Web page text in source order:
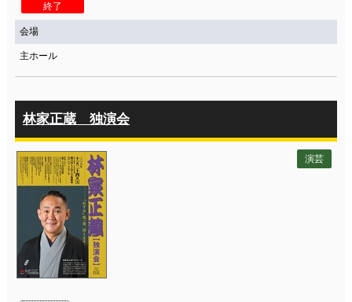
終了
会場
主ホール
林家正蔵 独演会
演芸